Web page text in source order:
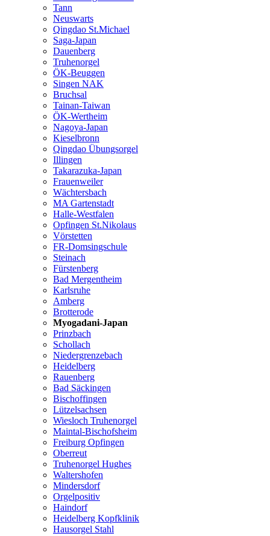
Tann
Neuswarts
Qingdao St.Michael
Saga-Japan
Dauenberg
Truhenorgel
ÖK-Beuggen
Singen NAK
Bruchsal
Tainan-Taiwan
ÖK-Wertheim
Nagoya-Japan
Kieselbronn
Qingdao Übungsorgel
Illingen
Takarazuka-Japan
Frauenweiler
Wächtersbach
MA Gartenstadt
Halle-Westfalen
Opfingen St.Nikolaus
Vörstetten
FR-Domsingschule
Steinach
Fürstenberg
Bad Mergentheim
Karlsruhe
Amberg
Brotterode
Myogadani-Japan
Prinzbach
Schollach
Niedergrenzebach
Heidelberg
Rauenberg
Bad Säckingen
Bischoffingen
Lützelsachsen
Wiesloch Truhenorgel
Maintal-Bischofsheim
Freiburg Opfingen
Oberreut
Truhenorgel Hughes
Waltershofen
Mindersdorf
Orgelpositiv
Haindorf
Heidelberg Kopfklinik
Hausorgel Stahl